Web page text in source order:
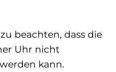
beachten, dass die
Uhr nicht
kann.